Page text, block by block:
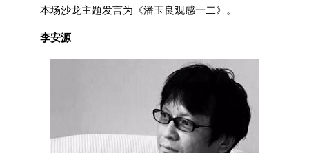
本场沙龙主题发言为《潘玉良观感一二》。
李安源